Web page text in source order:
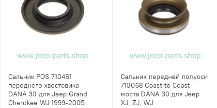
Сальник POS 710461
переднего хвостовика
DANA 30 для Jeep Grand
Cherokee WJ 1999-2005
Сальник передней полуоси
710068 Coast to Coast
моста DANA 30 для Jeep
XJ, ZJ, WJ